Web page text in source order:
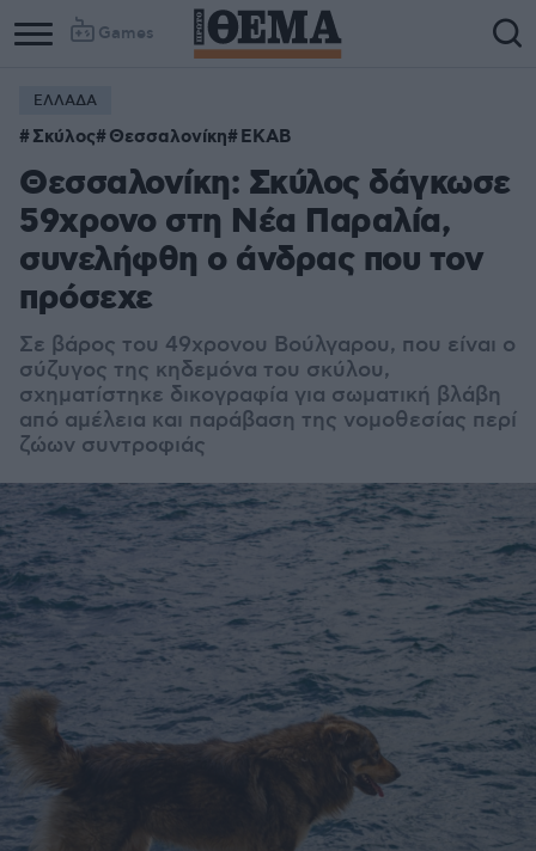
Games
ΕΛΛΑΔΑ
Σκύλος Θεσσαλονίκη ΕΚΑΒ
Θεσσαλονίκη: Σκύλος δάγκωσε
59χρονο στη Νέα Παραλία,
συνελήφθη ο άνδρας που τον
πρόσεχε
Σε βάρος του 49χρονου Βούλγαρου, που είναι ο
σύζυγος της κηδεμόνα του σκύλου,
σχηματίστηκε δικογραφία για σωματική βλάβη
από αμέλεια και παράβαση της νομοθεσίας περί
ζώων συντροφιάς